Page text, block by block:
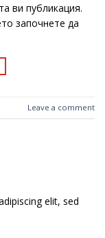
ви публикация.
започнете да
Leave a comment
elit, sed